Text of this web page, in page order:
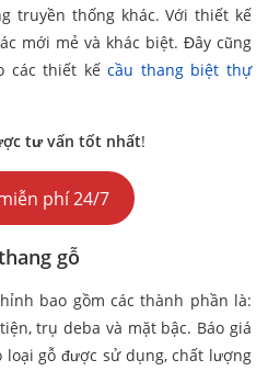
truyền thống khác. Với thiết kế
mới mẻ và khác biệt. Đây cũng
các thiết kếcầu thang biệt thự
tư vấn tốt nhất!
phí 24/7
gỗ
bao gồm các thành phần là:
trụ deba và mặt bậc. Báo giá
gỗ được sử dụng, chất lượng